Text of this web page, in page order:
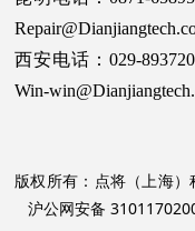
西安电话：029-
Win-
版权所有：点将（上海
沪公网安备